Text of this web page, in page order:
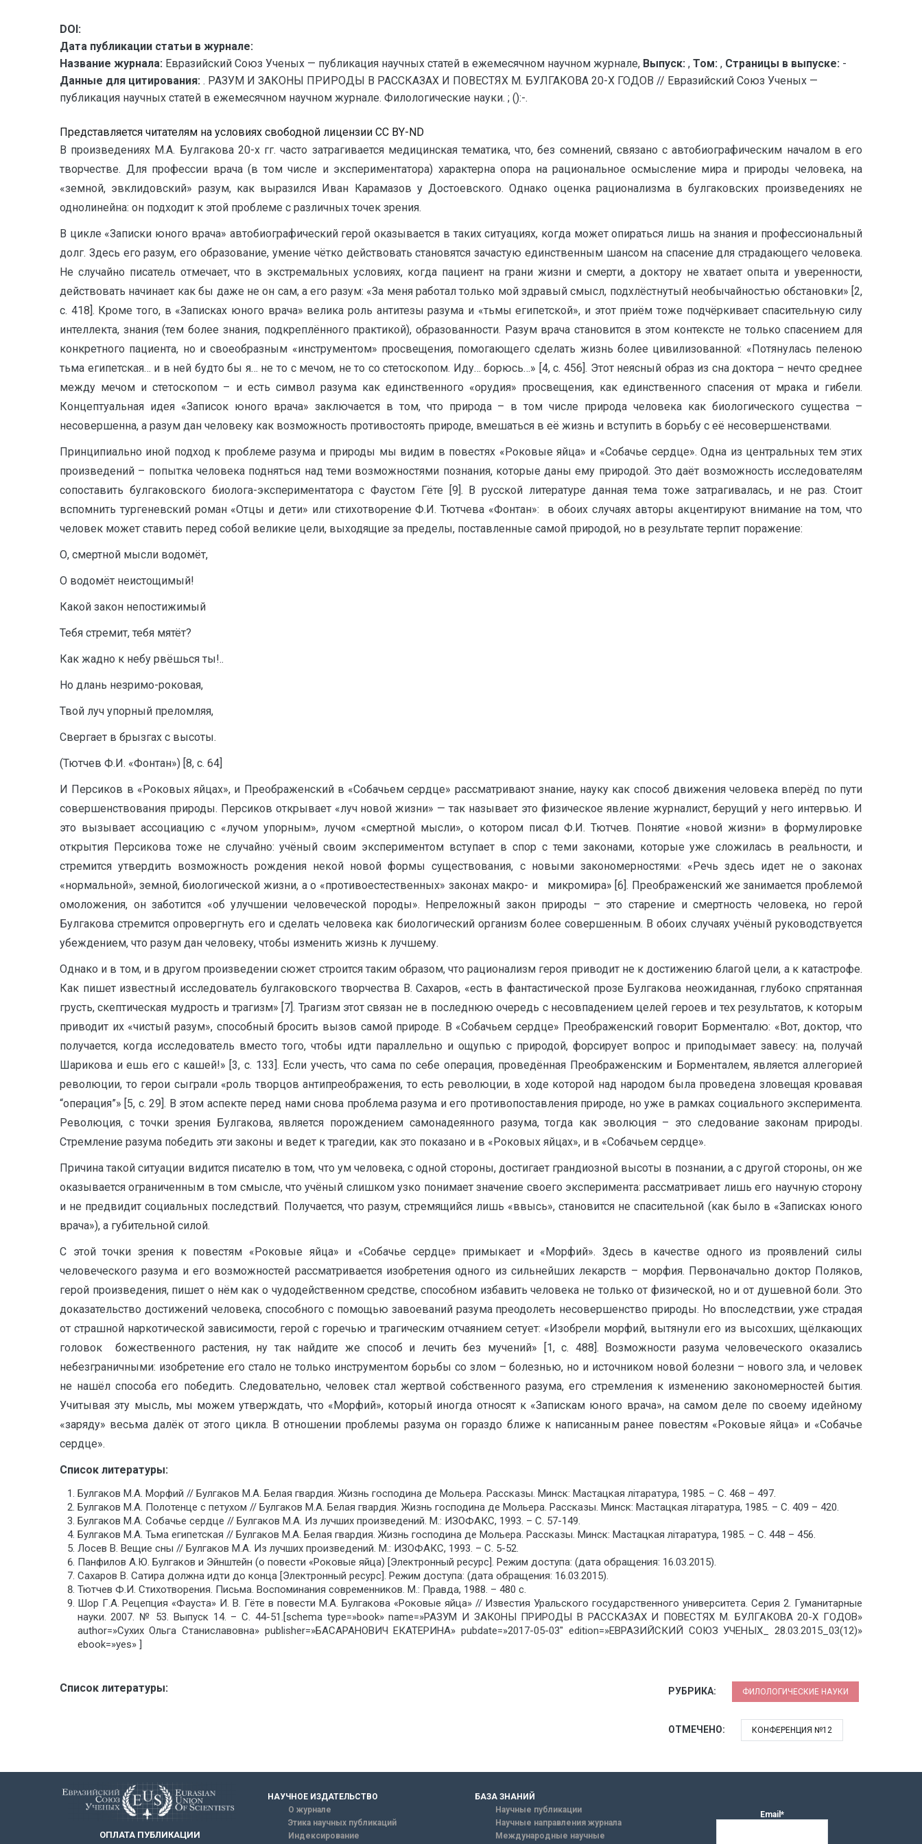
DOI:
Дата публикации статьи в журнале:
Название журнала: Евразийский Союз Ученых — публикация научных статей в ежемесячном научном журнале, Выпуск: , Том: , Страницы в выпуске: -
Данные для цитирования: . РАЗУМ И ЗАКОНЫ ПРИРОДЫ В РАССКАЗАХ И ПОВЕСТЯХ М. БУЛГАКОВА 20-Х ГОДОВ // Евразийский Союз Ученых —
публикация научных статей в ежемесячном научном журнале. Филологические науки. ; ():-.
Представляется читателям на условиях свободной лицензии CC BY-ND
В произведениях М.А. Булгакова 20-х гг. часто затрагивается медицинская тематика, что, без сомнений, связано с автобиографическим началом в его
творчестве. Для профессии врача (в том числе и экспериментатора) характерна опора на рациональное осмысление мира и природы человека, на
«земной, эвклидовский» разум, как выразился Иван Карамазов у Достоевского. Однако оценка рационализма в булгаковских произведениях не
однолинейна: он подходит к этой проблеме с различных точек зрения.
В цикле «Записки юного врача» автобиографический герой оказывается в таких ситуациях, когда может опираться лишь на знания и профессиональный
долг. Здесь его разум, его образование, умение чётко действовать становятся зачастую единственным шансом на спасение для страдающего человека.
Не случайно писатель отмечает, что в экстремальных условиях, когда пациент на грани жизни и смерти, а доктору не хватает опыта и уверенности,
действовать начинает как бы даже не он сам, а его разум: «За меня работал только мой здравый смысл, подхлёстнутый необычайностью обстановки» [2,
с. 418]. Кроме того, в «Записках юного врача» велика роль антитезы разума и «тьмы египетской», и этот приём тоже подчёркивает спасительную силу
интеллекта, знания (тем более знания, подкреплённого практикой), образованности. Разум врача становится в этом контексте не только спасением для
конкретного пациента, но и своеобразным «инструментом» просвещения, помогающего сделать жизнь более цивилизованной: «Потянулась пеленою
тьма египетская… и в ней будто бы я… не то с мечом, не то со стетоскопом. Иду… борюсь…» [4, с. 456]. Этот неясный образ из сна доктора – нечто среднее
между мечом и стетоскопом – и есть символ разума как единственного «орудия» просвещения, как единственного спасения от мрака и гибели.
Концептуальная идея «Записок юного врача» заключается в том, что природа – в том числе природа человека как биологического существа –
несовершенна, а разум дан человеку как возможность противостоять природе, вмешаться в её жизнь и вступить в борьбу с её несовершенствами.
Принципиально иной подход к проблеме разума и природы мы видим в повестях «Роковые яйца» и «Собачье сердце». Одна из центральных тем этих
произведений – попытка человека подняться над теми возможностями познания, которые даны ему природой. Это даёт возможность исследователям
сопоставить булгаковского биолога-экспериментатора с Фаустом Гёте [9]. В русской литературе данная тема тоже затрагивалась, и не раз. Стоит
вспомнить тургеневский роман «Отцы и дети» или стихотворение Ф.И. Тютчева «Фонтан»: в обоих случаях авторы акцентируют внимание на том, что
человек может ставить перед собой великие цели, выходящие за пределы, поставленные самой природой, но в результате терпит поражение:
О, смертной мысли водомёт,
О водомёт неистощимый!
Какой закон непостижимый
Тебя стремит, тебя мятёт?
Как жадно к небу рвёшься ты!..
Но длань незримо-роковая,
Твой луч упорный преломляя,
Свергает в брызгах с высоты.
(Тютчев Ф.И. «Фонтан») [8, с. 64]
И Персиков в «Роковых яйцах», и Преображенский в «Собачьем сердце» рассматривают знание, науку как способ движения человека вперёд по пути
совершенствования природы. Персиков открывает «луч новой жизни» — так называет это физическое явление журналист, берущий у него интервью. И
это вызывает ассоциацию с «лучом упорным», лучом «смертной мысли», о котором писал Ф.И. Тютчев. Понятие «новой жизни» в формулировке
открытия Персикова тоже не случайно: учёный своим экспериментом вступает в спор с теми законами, которые уже сложилась в реальности, и
стремится утвердить возможность рождения некой новой формы существования, с новыми закономерностями: «Речь здесь идет не о законах
«нормальной», земной, биологической жизни, а о «противоестественных» законах макро- и микромира» [6]. Преображенский же занимается проблемой
омоложения, он заботится «об улучшении человеческой породы». Непреложный закон природы – это старение и смертность человека, но герой
Булгакова стремится опровергнуть его и сделать человека как биологический организм более совершенным. В обоих случаях учёный руководствуется
убеждением, что разум дан человеку, чтобы изменить жизнь к лучшему.
Однако и в том, и в другом произведении сюжет строится таким образом, что рационализм героя приводит не к достижению благой цели, а к катастрофе.
Как пишет известный исследователь булгаковского творчества В. Сахаров, «есть в фантастической прозе Булгакова неожиданная, глубоко спрятанная
грусть, скептическая мудрость и трагизм» [7]. Трагизм этот связан не в последнюю очередь с несовпадением целей героев и тех результатов, к которым
приводит их «чистый разум», способный бросить вызов самой природе. В «Собачьем сердце» Преображенский говорит Борменталю: «Вот, доктор, что
получается, когда исследователь вместо того, чтобы идти параллельно и ощупью с природой, форсирует вопрос и приподымает завесу: на, получай
Шарикова и ешь его с кашей!» [3, с. 133]. Если учесть, что сама по себе операция, проведённая Преображенским и Борменталем, является аллегорией
революции, то герои сыграли «роль творцов антипреображения, то есть революции, в ходе которой над народом была проведена зловещая кровавая
“операция”» [5, с. 29]. В этом аспекте перед нами снова проблема разума и его противопоставления природе, но уже в рамках социального эксперимента.
Революция, с точки зрения Булгакова, является порождением самонадеянного разума, тогда как эволюция – это следование законам природы.
Стремление разума победить эти законы и ведет к трагедии, как это показано и в «Роковых яйцах», и в «Собачьем сердце».
Причина такой ситуации видится писателю в том, что ум человека, с одной стороны, достигает грандиозной высоты в познании, а с другой стороны, он же
оказывается ограниченным в том смысле, что учёный слишком узко понимает значение своего эксперимента: рассматривает лишь его научную сторону
и не предвидит социальных последствий. Получается, что разум, стремящийся лишь «ввысь», становится не спасительной (как было в «Записках юного
врача»), а губительной силой.
С этой точки зрения к повестям «Роковые яйца» и «Собачье сердце» примыкает и «Морфий». Здесь в качестве одного из проявлений силы
человеческого разума и его возможностей рассматривается изобретения одного из сильнейших лекарств – морфия. Первоначально доктор Поляков,
герой произведения, пишет о нём как о чудодейственном средстве, способном избавить человека не только от физической, но и от душевной боли. Это
доказательство достижений человека, способного с помощью завоеваний разума преодолеть несовершенство природы. Но впоследствии, уже страдая
от страшной наркотической зависимости, герой с горечью и трагическим отчаянием сетует: «Изобрели морфий, вытянули его из высохших, щёлкающих
головок божественного растения, ну так найдите же способ и лечить без мучений» [1, с. 488]. Возможности разума человеческого оказались
небезграничными: изобретение его стало не только инструментом борьбы со злом – болезнью, но и источником новой болезни – нового зла, и человек
не нашёл способа его победить. Следовательно, человек стал жертвой собственного разума, его стремления к изменению закономерностей бытия.
Учитывая эту мысль, мы можем утверждать, что «Морфий», который иногда относят к «Запискам юного врача», на самом деле по своему идейному
«заряду» весьма далёк от этого цикла. В отношении проблемы разума он гораздо ближе к написанным ранее повестям «Роковые яйца» и «Собачье
сердце».
Список литературы:
Булгаков М.А. Морфий // Булгаков М.А. Белая гвардия. Жизнь господина де Мольера. Рассказы. Минск: Мастацкая лiтаратура, 1985. – С. 468 – 497.
Булгаков М.А. Полотенце с петухом // Булгаков М.А. Белая гвардия. Жизнь господина де Мольера. Рассказы. Минск: Мастацкая лiтаратура, 1985. – С. 409 – 420.
Булгаков М.А. Собачье сердце // Булгаков М.А. Из лучших произведений. М.: ИЗОФАКС, 1993. – С. 57-149.
Булгаков М.А. Тьма египетская // Булгаков М.А. Белая гвардия. Жизнь господина де Мольера. Рассказы. Минск: Мастацкая лiтаратура, 1985. – С. 448 – 456.
Лосев В. Вещие сны // Булгаков М.А. Из лучших произведений. М.: ИЗОФАКС, 1993. – С. 5-52.
Панфилов А.Ю. Булгаков и Эйнштейн (о повести «Роковые яйца) [Электронный ресурс]. Режим доступа: (дата обращения: 16.03.2015).
Сахаров В. Сатира должна идти до конца [Электронный ресурс]. Режим доступа: (дата обращения: 16.03.2015).
Тютчев Ф.И. Стихотворения. Письма. Воспоминания современников. М.: Правда, 1988. – 480 с.
Шор Г.А. Рецепция «Фауста» И. В. Гёте в повести М.А. Булгакова «Роковые яйца» // Известия Уральского государственного университета. Серия 2. Гуманитарные
науки. 2007. № 53. Выпуск 14. – С. 44-51.[schema type=»book» name=»РАЗУМ И ЗАКОНЫ ПРИРОДЫ В РАССКАЗАХ И ПОВЕСТЯХ М. БУЛГАКОВА 20-Х ГОДОВ»
author=»Сухих Ольга Станиславовна» publisher=»БАСАРАНОВИЧ ЕКАТЕРИНА» pubdate=»2017-05-03″ edition=»ЕВРАЗИЙСКИЙ СОЮЗ УЧЕНЫХ_ 28.03.2015_03(12)»
ebook=»yes» ]
Список литературы: РУБРИКА: ФИЛОЛОГИЧЕСКИЕ НАУКИ
ОТМЕЧЕНО: КОНФЕРЕНЦИЯ №12
ОПЛАТА ПУБЛИКАЦИИ
НАУЧНОЕ ИЗДАТЕЛЬСТВО
О журнале
Этика научных публикаций
Индексирование
БАЗА ЗНАНИЙ
Научные публикации
Научные направления журнала
Международные научные
Email*